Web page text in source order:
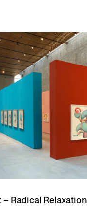
Radical Relaxation